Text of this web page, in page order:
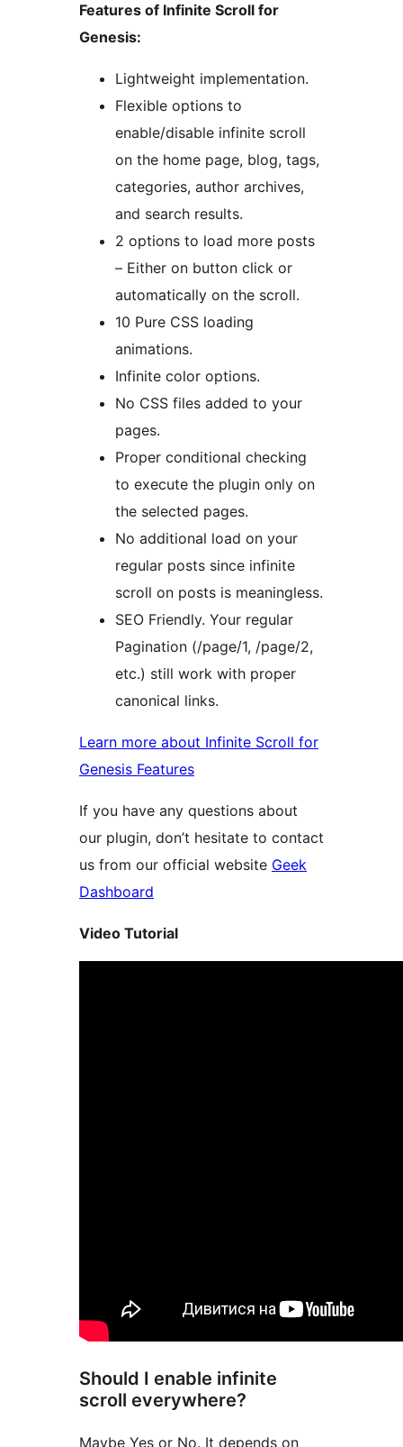
Features of Infinite Scroll for
Genesis:
Lightweight implementation.
Flexible options to
enable/disable infinite scroll
on the home page, blog, tags,
categories, author archives,
and search results.
2 options to load more posts
– Either on button click or
automatically on the scroll.
10 Pure CSS loading
animations.
Infinite color options.
No CSS files added to your
pages.
Proper conditional checking
to execute the plugin only on
the selected pages.
No additional load on your
regular posts since infinite
scroll on posts is meaningless.
SEO Friendly. Your regular
Pagination (/page/1, /page/2,
etc.) still work with proper
canonical links.
Learn more about Infinite Scroll for
Genesis Features
If you have any questions about
our plugin, don’t hesitate to contact
us from our official website Geek
Dashboard
Video Tutorial
Should I enable infinite
scroll everywhere?
Maybe Yes or No. It depends on